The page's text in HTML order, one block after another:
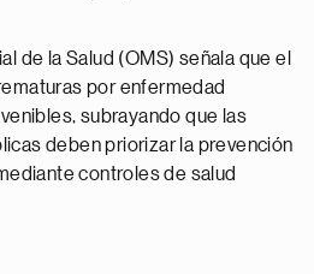
de la Salud (OMS) señala que el
por enfermedad
subrayando que las
deben priorizar la prevención
controles de salud